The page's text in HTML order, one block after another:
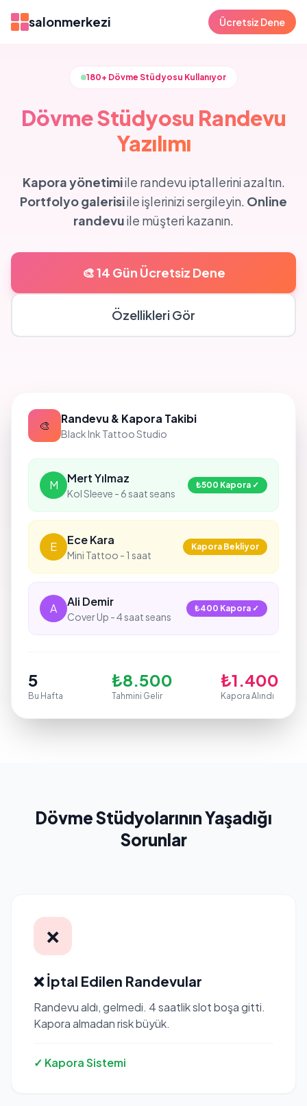
salonmerkezi Ücretsiz Dene
180+ Dövme Stüdyosu Kullanıyor
Dövme Stüdyosu Randevu
Yazılımı
Kapora yönetimiile randevu iptallerini azaltın.
Portfolyo galerisiile işlerinizi sergileyin. Online
randevuile müşteri kazanın.
🎨 14 Gün Ücretsiz Dene
Özellikleri Gör
🎨 Randevu & Kapora Takibi
Black Ink Tattoo Studio
M Mert Yılmaz
Kol Sleeve - 6 saat seans
₺500 Kapora ✓
E Ece Kara
Mini Tattoo - 1 saat
Kapora Bekliyor
A Ali Demir
Cover Up - 4 saat seans
₺400 Kapora ✓
5
Bu Hafta
₺8.500
Tahmini Gelir
₺1.400
Kapora Alındı
Dövme Stüdyolarının Yaşadığı
Sorunlar
❌
❌ İptal Edilen Randevular
Randevu aldı, gelmedi. 4 saatlik slot boşa gitti.
Kapora almadan risk büyük.
✓ Kapora Sistemi